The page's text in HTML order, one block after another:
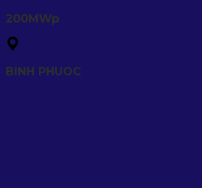
200MWp
BINH PHUOC